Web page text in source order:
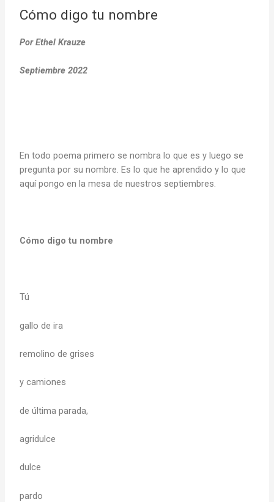
Cómo digo tu nombre
Por Ethel Krauze
Septiembre 2022
En todo poema primero se nombra lo que es y luego se
pregunta por su nombre. Es lo que he aprendido y lo que
aquí pongo en la mesa de nuestros septiembres.
Cómo digo tu nombre
Tú
gallo de ira
remolino de grises
y camiones
de última parada,
agridulce
dulce
pardo